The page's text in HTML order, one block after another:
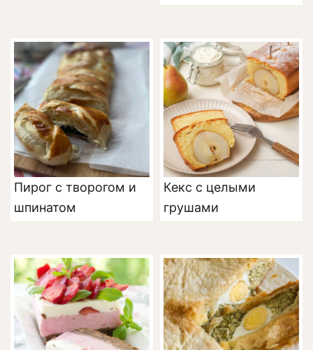
Пирог с творогом и
шпинатом
Кекс с целыми
грушами